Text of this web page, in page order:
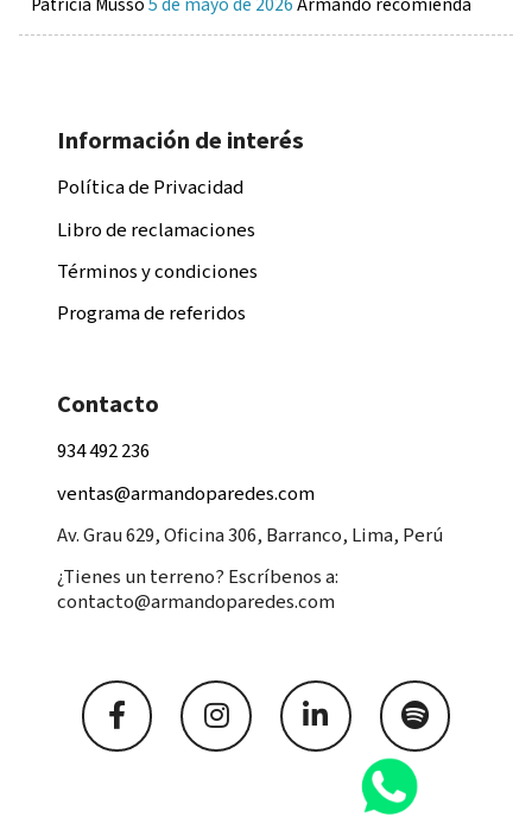
Información de interés
Política de Privacidad
Libro de reclamaciones
Términos y condiciones
Programa de referidos
Contacto
934 492 236
ventas@armandoparedes.com
Av. Grau 629, Oficina 306, Barranco, Lima, Perú
¿Tienes un terreno? Escríbenos a:
contacto@armandoparedes.com